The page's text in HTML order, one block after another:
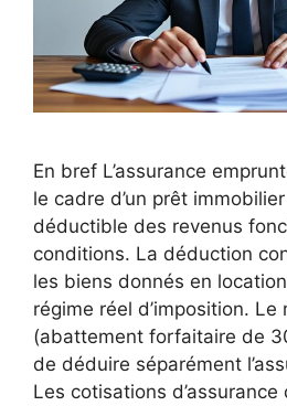
En bref L’assurance
le cadre d’un prêt
déductible des revenus
conditions. La déduction
les biens donnés en
régime réel d’imposition. Le
(abattement forfaitaire de
de déduire séparément
Les cotisations